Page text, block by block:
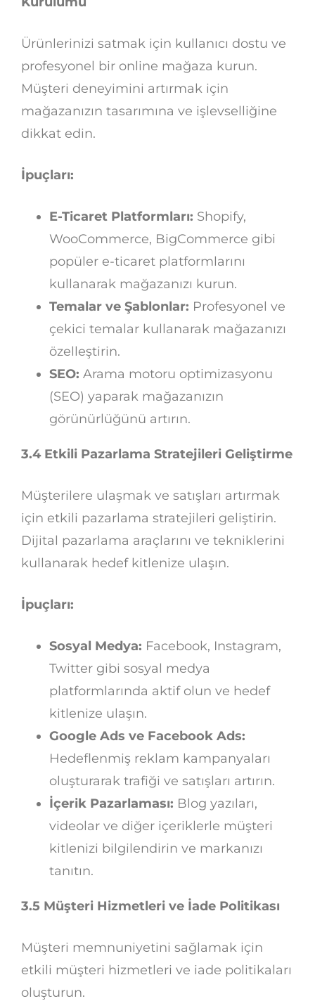
Ürünlerinizi satmak için kullanıcı dostu ve
profesyonel bir online mağaza kurun.
Müşteri deneyimini artırmak için
mağazanızın tasarımına ve işlevselliğine
dikkat edin.
İpuçları:
E-Ticaret Platformları: Shopify,
WooCommerce, BigCommerce gibi
popüler e-ticaret platformlarını
kullanarak mağazanızı kurun.
Temalar ve Şablonlar: Profesyonel ve
çekici temalar kullanarak mağazanızı
özelleştirin.
SEO: Arama motoru optimizasyonu
(SEO) yaparak mağazanızın
görünürlüğünü artırın.
3.4 Etkili Pazarlama Stratejileri Geliştirme
Müşterilere ulaşmak ve satışları artırmak
için etkili pazarlama stratejileri geliştirin.
Dijital pazarlama araçlarını ve tekniklerini
kullanarak hedef kitlenize ulaşın.
İpuçları:
Sosyal Medya: Facebook, Instagram,
Twitter gibi sosyal medya
platformlarında aktif olun ve hedef
kitlenize ulaşın.
Google Ads ve Facebook Ads:
Hedeflenmiş reklam kampanyaları
oluşturarak trafiği ve satışları artırın.
İçerik Pazarlaması: Blog yazıları,
videolar ve diğer içeriklerle müşteri
kitlenizi bilgilendirin ve markanızı
tanıtın.
3.5 Müşteri Hizmetleri ve İade Politikası
Müşteri memnuniyetini sağlamak için
etkili müşteri hizmetleri ve iade politikaları
oluşturun.